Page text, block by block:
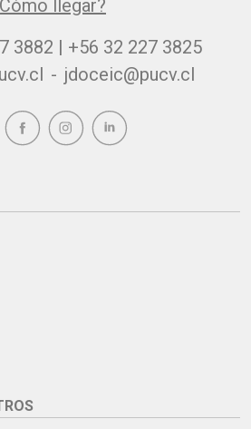
llegar?
3882 | +56 32 227 3825
- jdoceic@pucv.cl